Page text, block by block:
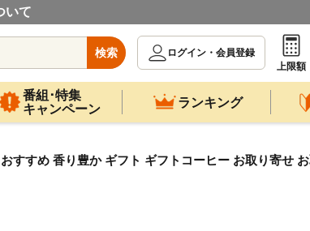
いて
検索
ログイン・会員登録
上限額
番組･特集
キャンペーン
ランキング
すめ 香り豊か ギフト ギフトコーヒー お取り寄せ